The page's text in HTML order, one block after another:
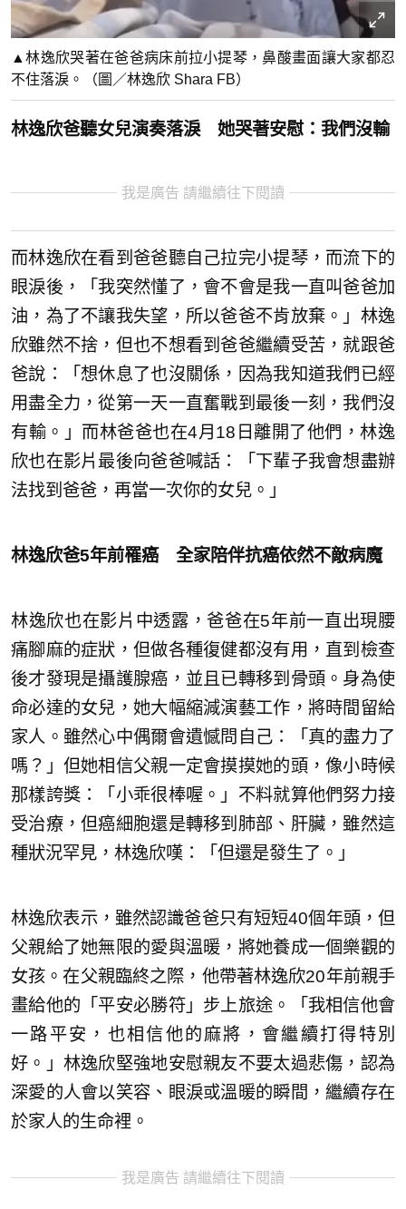
▲林逸欣哭著在爸爸病床前拉小提琴，鼻酸畫面讓大家都忍
不住落淚。（圖／林逸欣 Shara FB）
林逸欣爸聽女兒演奏落淚 她哭著安慰：我們沒輸
我是廣告 請繼續往下閱讀
而林逸欣在看到爸爸聽自己拉完小提琴，而流下的
眼淚後，「我突然懂了，會不會是我一直叫爸爸加
油，為了不讓我失望，所以爸爸不肯放棄。」林逸
欣雖然不捨，但也不想看到爸爸繼續受苦，就跟爸
爸說：「想休息了也沒關係，因為我知道我們已經
用盡全力，從第一天一直奮戰到最後一刻，我們沒
有輸。」而林爸爸也在4月18日離開了他們，林逸
欣也在影片最後向爸爸喊話：「下輩子我會想盡辦
法找到爸爸，再當一次你的女兒。」
林逸欣爸5年前罹癌 全家陪伴抗癌依然不敵病魔
林逸欣也在影片中透露，爸爸在5年前一直出現腰
痛腳麻的症狀，但做各種復健都沒有用，直到檢查
後才發現是攝護腺癌，並且已轉移到骨頭。身為使
命必達的女兒，她大幅縮減演藝工作，將時間留給
家人。雖然心中偶爾會遺憾問自己：「真的盡力了
嗎？」但她相信父親一定會摸摸她的頭，像小時候
那樣誇獎：「小乖很棒喔。」不料就算他們努力接
受治療，但癌細胞還是轉移到肺部、肝臟，雖然這
種狀況罕見，林逸欣嘆：「但還是發生了。」
林逸欣表示，雖然認識爸爸只有短短40個年頭，但
父親給了她無限的愛與溫暖，將她養成一個樂觀的
女孩。在父親臨終之際，他帶著林逸欣20年前親手
畫給他的「平安必勝符」步上旅途。「我相信他會
一路平安，也相信他的麻將，會繼續打得特別
好。」林逸欣堅強地安慰親友不要太過悲傷，認為
深愛的人會以笑容、眼淚或溫暖的瞬間，繼續存在
於家人的生命裡。
我是廣告 請繼續往下閱讀